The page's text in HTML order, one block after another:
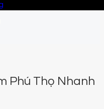
Phú Thọ Nhanh